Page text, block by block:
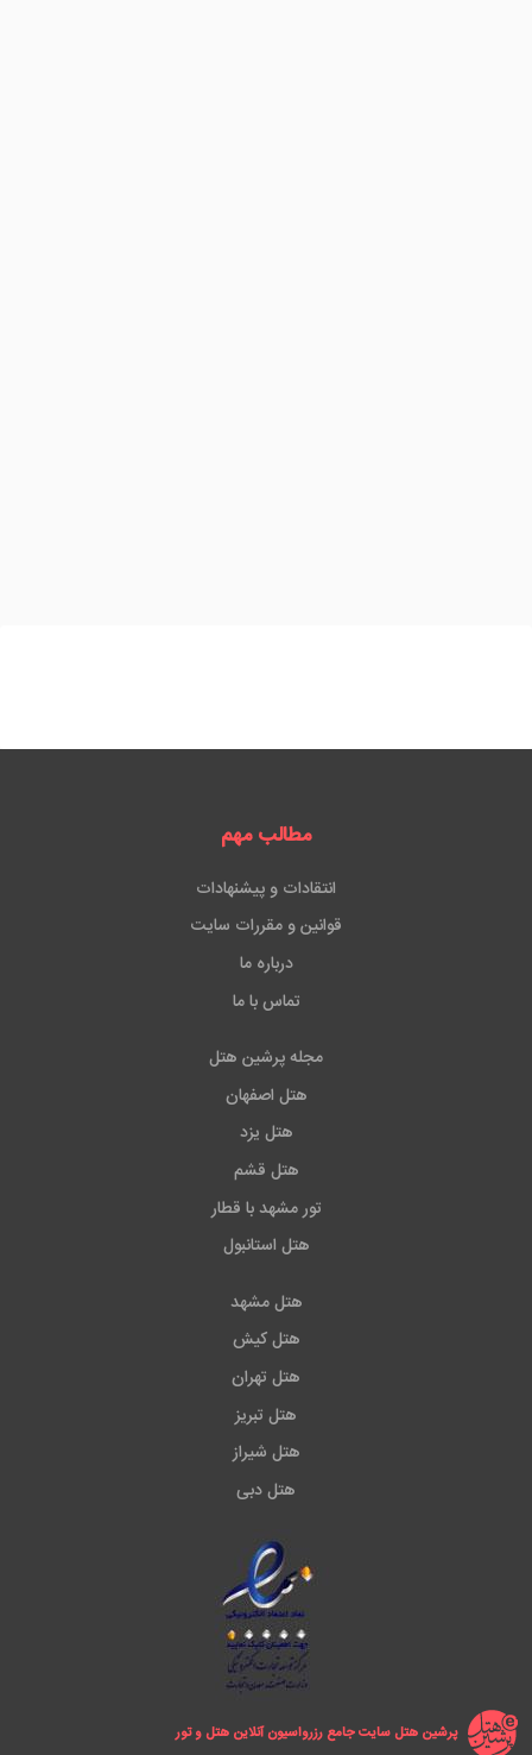
مطالب مهم
انتقادات و پیشنهادات
قوانین و مقررات سایت
درباره ما
تماس با ما
مجله پرشین هتل
هتل اصفهان
هتل یزد
هتل قشم
تور مشهد با قطار
هتل استانبول
هتل مشهد
هتل کیش
هتل تهران
هتل تبریز
هتل شیراز
هتل دبی
پرشین هتل سایت جامع رزرواسیون آنلاین هتل و تور